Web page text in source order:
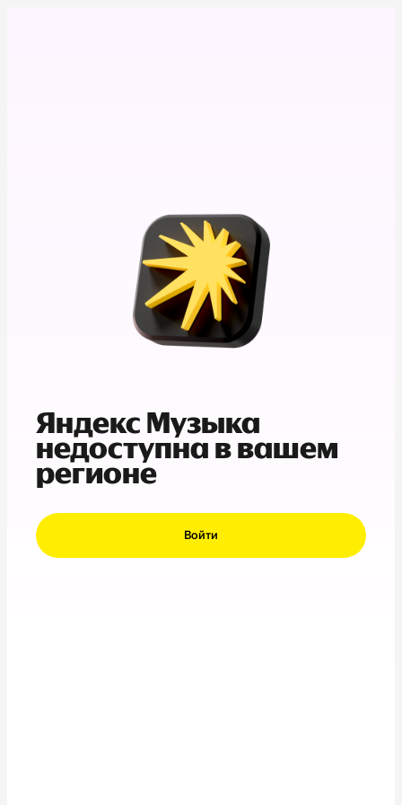
Яндекс Музыка
недоступна в вашем
регионе
Войти